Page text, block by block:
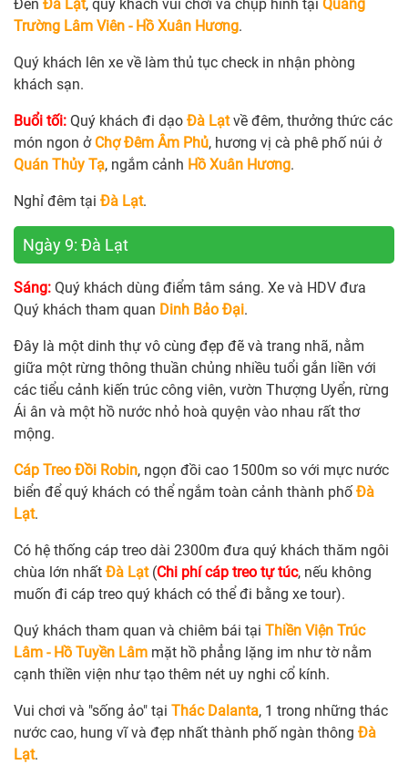
Đến Đà Lạt, quý khách vui chơi và chụp hình tại Quảng
Trường Lâm Viên - Hồ Xuân Hương.
Quý khách lên xe về làm thủ tục check in nhận phòng
khách sạn.
Buổi tối: Quý khách đi dạo Đà Lạtvề đêm, thưởng thức các
món ngon ở Chợ Đêm Âm Phủ, hương vị cà phê phố núi ở
Quán Thủy Tạ, ngắm cảnh Hồ Xuân Hương.
Nghỉ đêm tại Đà Lạt.
Ngày 9: Đà Lạt
Sáng: Quý khách dùng điểm tâm sáng. Xe và HDV đưa
Quý khách tham quan Dinh Bảo Đại.
Đây là một dinh thự vô cùng đẹp đẽ và trang nhã, nằm
giữa một rừng thông thuần chủng nhiều tuổi gắn liền với
các tiểu cảnh kiến trúc công viên, vườn Thượng Uyển, rừng
Ái ân và một hồ nước nhỏ hoà quyện vào nhau rất thơ
mộng.
Cáp Treo Đồi Robin, ngọn đồi cao 1500m so với mực nước
biển để quý khách có thể ngắm toàn cảnh thành phố Đà
Lạt.
Có hệ thống cáp treo dài 2300m đưa quý khách thăm ngôi
chùa lớn nhất Đà Lạt(Chi phí cáp treo tự túc, nếu không
muốn đi cáp treo quý khách có thể đi bằng xe tour).
Quý khách tham quan và chiêm bái tại Thiền Viện Trúc
Lâm - Hồ Tuyền Lâm mặt hồ phẳng lặng im như tờ nằm
cạnh thiền viện như tạo thêm nét uy nghi cổ kính.
Vui chơi và "sống ảo" tại Thác Dalanta, 1 trong những thác
nước cao, hung vĩ và đẹp nhất thành phố ngàn thông Đà
Lạt.